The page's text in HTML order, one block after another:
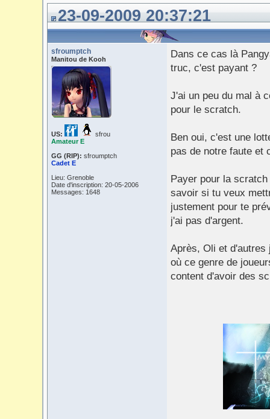
23-09-2009 20:37:21
sfroumptch
Manitou de Kooh
US:
sfrou
Amateur E
GG (RIP): sfroumptch
Cadet E
Lieu: Grenoble
Date d'inscription: 20-05-2006
Messages: 1648
Dans ce cas là
truc, c'est payant ?
J'ai un peu du mal à
pour le scratch.
Ben oui, c'est une
pas de notre faute et
Payer pour la
savoir si tu veux
justement pour te
j'ai pas d'argent.
Après, Oli et d'autres
où ce genre de
content d'avoir des